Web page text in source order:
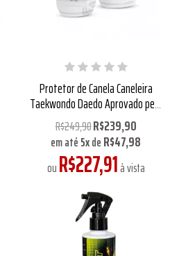
Protetor de Canela Caneleira
Taekwondo Daedo Aprovado pela
WT
R$249,90R$239,90
em até5xdeR$47,98
ouR$227,91à vista